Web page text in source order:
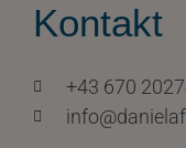
Kontakt
+43 670